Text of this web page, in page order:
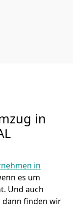
in
in
es um
Und auch
dann finden wir